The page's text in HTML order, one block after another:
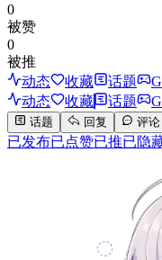
0
被赞
0
被推
动态
收藏 话题
动态
收藏 话题
话题 回复 评论
已发布已点赞已推已隐